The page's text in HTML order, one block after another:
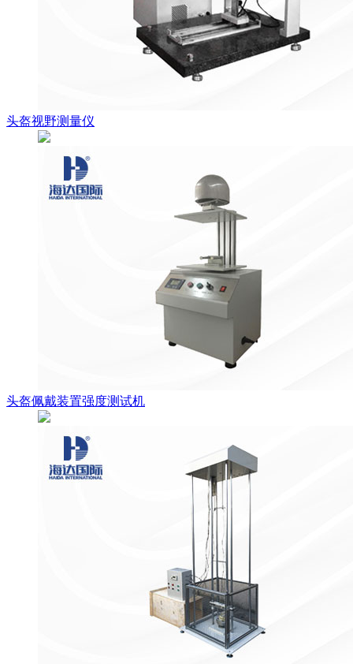
头盔视野测量仪
头盔佩戴装置强度测试机